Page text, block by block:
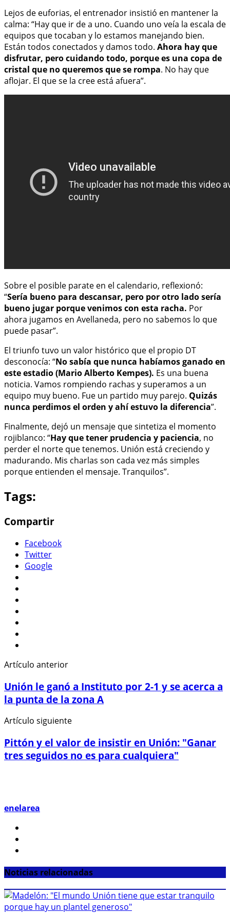
Lejos de euforias, el entrenador insistió en mantener la
calma: “Hay que ir de a uno. Cuando uno veía la escala de
equipos que tocaban y lo estamos manejando bien.
Están todos conectados y damos todo. Ahora hay que
disfrutar, pero cuidando todo, porque es una copa de
cristal que no queremos que se rompa. No hay que
aflojar. El que se la cree está afuera”.
Sobre el posible parate en el calendario, reflexionó:
“Sería bueno para descansar, pero por otro lado sería
bueno jugar porque venimos con esta racha. Por
ahora jugamos en Avellaneda, pero no sabemos lo que
puede pasar”.
El triunfo tuvo un valor histórico que el propio DT
desconocía: “No sabía que nunca habíamos ganado en
este estadio (Mario Alberto Kempes). Es una buena
noticia. Vamos rompiendo rachas y superamos a un
equipo muy bueno. Fue un partido muy parejo. Quizás
nunca perdimos el orden y ahí estuvo la diferencia”.
Finalmente, dejó un mensaje que sintetiza el momento
rojiblanco: “Hay que tener prudencia y paciencia, no
perder el norte que tenemos. Unión está creciendo y
madurando. Mis charlas son cada vez más simples
porque entienden el mensaje. Tranquilos”.
Tags:
Compartir
Facebook
Twitter
Google
Artículo anterior
Unión le ganó a Instituto por 2-1 y se acerca a
la punta de la zona A
Artículo siguiente
Pittón y el valor de insistir en Unión: "Ganar
tres seguidos no es para cualquiera"
enelarea
Noticias relacionadas